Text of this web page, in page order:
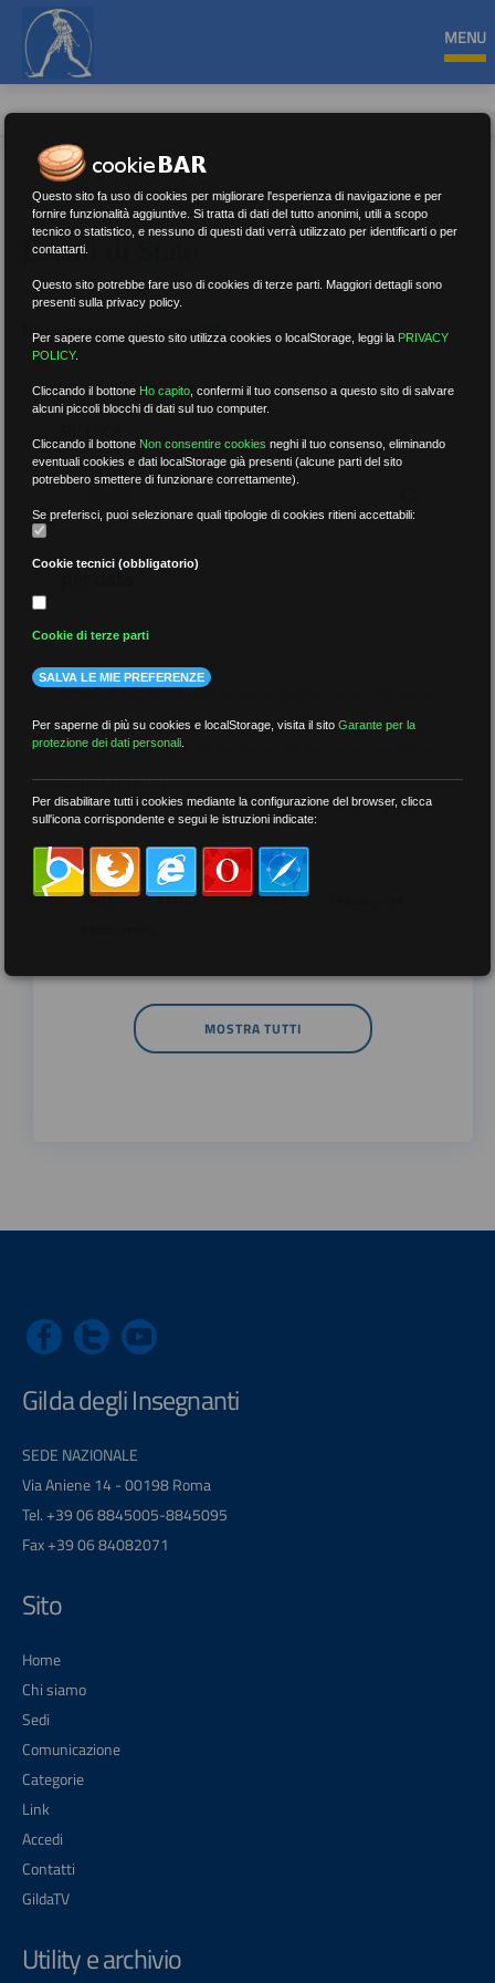
MENU
Esami di Stato
Nessun risultato.Rimuovi filtri
per data
più recenti
meno recenti
per tag
##DS ##FGU ##Gilda
MOSTRA TUTTI
Gilda degli Insegnanti
SEDE NAZIONALE
Via Aniene 14 - 00198 Roma
Tel. +39 06 8845005-8845095
Fax +39 06 84082071
Sito
Home
Chi siamo
Sedi
Comunicazione
Categorie
Link
Accedi
Contatti
GildaTV
Utility e archivio
Questo sito fa uso di cookies per migliorare l'esperienza di navigazione e per
fornire funzionalità aggiuntive. Si tratta di dati del tutto anonimi, utili a scopo
tecnico o statistico, e nessuno di questi dati verrà utilizzato per identificarti o per
contattarti.
Questo sito potrebbe fare uso di cookies di terze parti. Maggiori dettagli sono
presenti sulla privacy policy.
Per sapere come questo sito utilizza cookies o localStorage, leggi la PRIVACY
POLICY.
Cliccando il bottone Ho capito ,confermi il tuo consenso a questo sito di salvare
alcuni piccoli blocchi di dati sul tuo computer.
Cliccando il bottone Non consentire cookies neghi il tuo consenso, eliminando
eventuali cookies e dati localStorage già presenti (alcune parti del sito
potrebbero smettere di funzionare correttamente).
Se preferisci, puoi selezionare quali tipologie di cookies ritieni accettabili:
Cookie tecnici (obbligatorio)
Cookie di terze parti
SALVA LE MIE PREFERENZE
Per saperne di più su cookies e localStorage, visita il sitoGarante per la
protezione dei dati personali
Per disabilitare tutti i cookies mediante la configurazione del browser, clicca
sull'icona corrispondente e segui le istruzioni indicate: